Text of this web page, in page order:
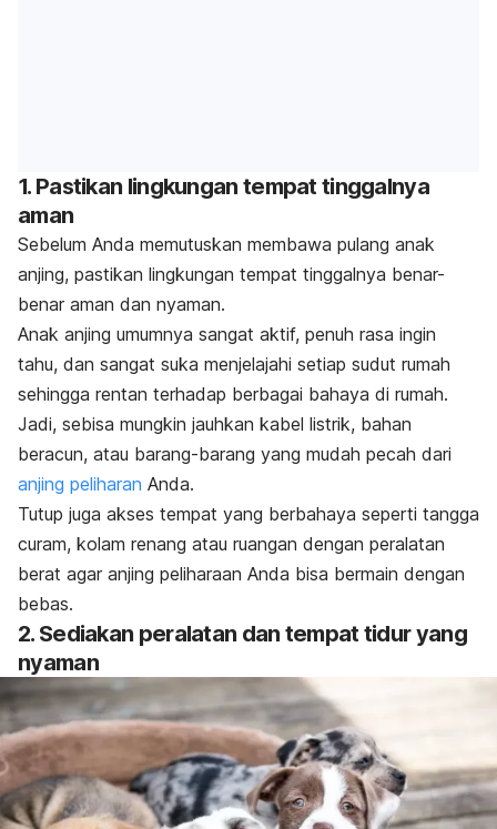
1. Pastikan lingkungan tempat tinggalnya
aman
Sebelum Anda memutuskan membawa pulang anak
anjing, pastikan lingkungan tempat tinggalnya benar-
benar aman dan nyaman.
Anak anjing umumnya sangat aktif, penuh rasa ingin
tahu, dan sangat suka menjelajahi setiap sudut rumah
sehingga rentan terhadap berbagai bahaya di rumah.
Jadi, sebisa mungkin jauhkan kabel listrik, bahan
beracun, atau barang-barang yang mudah pecah dari
anjing peliharan Anda.
Tutup juga akses tempat yang berbahaya seperti tangga
curam, kolam renang atau ruangan dengan peralatan
berat agar anjing peliharaan Anda bisa bermain dengan
bebas.
2. Sediakan peralatan dan tempat tidur yang
nyaman